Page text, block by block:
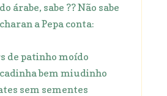
árabe, sabe ?? Não sabe
a Pepa conta:
de patinho moído
bem miudinho
sem sementes